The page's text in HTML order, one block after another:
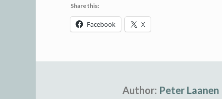
Share this:
Facebook X
Author: Peter Laanen